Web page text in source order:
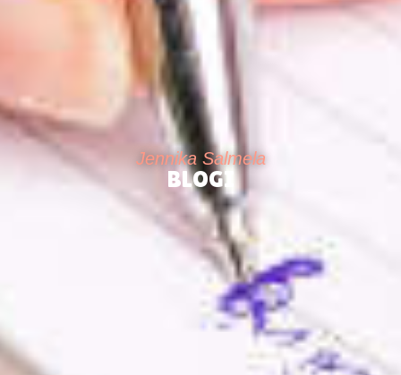
Jennika Salmela
BLOGI